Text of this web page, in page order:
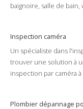
baignoire salle de bain
Inspection caméra
Un spécialiste dans l'
trouver une solution à
inspection par caméra
Plombier dépannage